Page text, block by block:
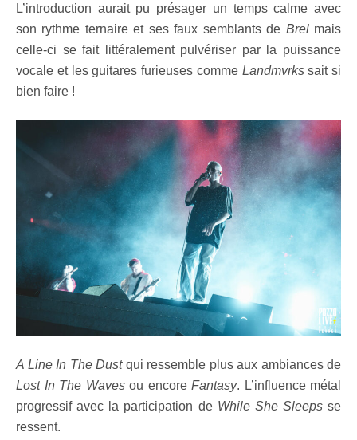
L’introduction aurait pu présager un temps calme avec
son rythme ternaire et ses faux semblants de Brelmais
celle-ci se fait littéralement pulvériser par la puissance
vocale et les guitares furieuses comme Landmvrkssait si
bien faire !
A Line In The Dustqui ressemble plus aux ambiances de
Lost In The Wavesou encore Fantasy. L’influence métal
progressif avec la participation de While She Sleepsse
ressent.